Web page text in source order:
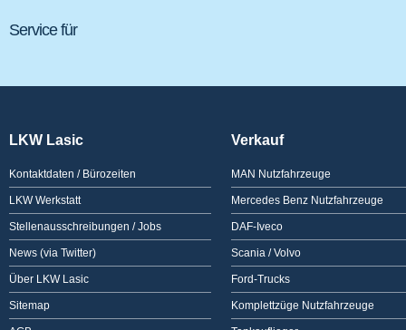
Service für
LKW Lasic
Kontaktdaten / Bürozeiten
LKW Werkstatt
Stellenausschreibungen / Jobs
News (via Twitter)
Über LKW Lasic
Sitemap
Verkauf
MAN Nutzfahrzeuge
Mercedes Benz Nutzfahrzeuge
DAF-Iveco
Scania / Volvo
Ford-Trucks
Komplettzüge Nutzfahrzeuge